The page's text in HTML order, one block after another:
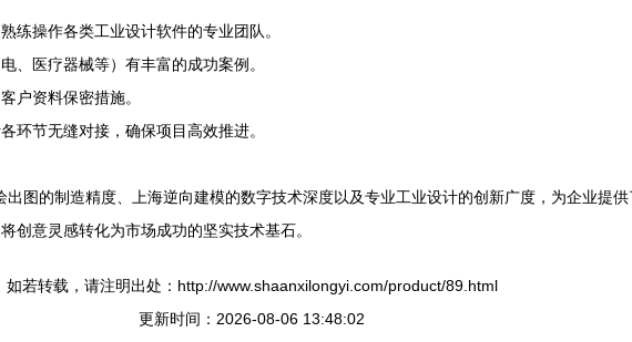
练操作各类工业设计软件的专业团队。
、医疗器械等）有丰富的成功案例。
户资料保密措施。
环节无缝对接，确保项目高效推进。
出图的制造精度、上海逆向建模的数字技术深度以及专业工业设计的创新广度，为企业提
创意灵感转化为市场成功的坚实技术基石。
如若转载，请注明出处：http://www.shaanxilongyi.com/product/89.html
更新时间：2026-08-06 13:48:02